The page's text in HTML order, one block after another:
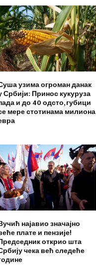
узима огроман данак
Србији: Принос кукуруза
и до 40 одсто, губици
мере стотинама милиона
најавио значајно
плате и пензије!
открио шта
чека већ следеће